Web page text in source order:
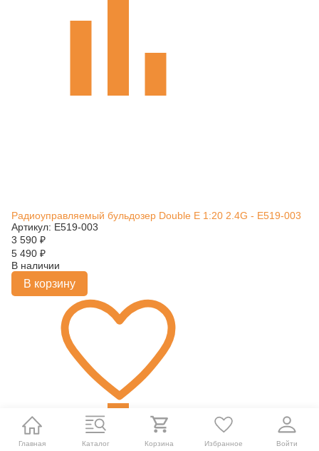
Радиоуправляемый бульдозер Double E 1:20 2.4G - E519-003
Артикул: E519-003
3 590 ₽
5 490 ₽
В наличии
В корзину
Главная Каталог Корзина Избранное Войти